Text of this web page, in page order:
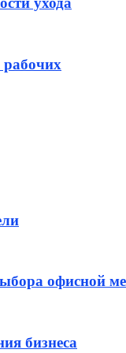
офисной
бизнеса